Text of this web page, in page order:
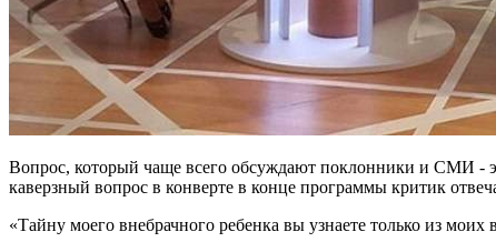
Вопрос, который чаще всего обсуждают поклонники и СМИ -
каверзный вопрос в конверте в конце программы критик
«Тайну моего внебрачного ребенка вы узнаете только из